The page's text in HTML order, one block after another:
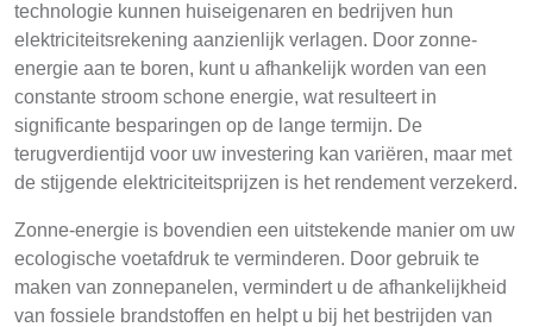
technologie kunnen huiseigenaren en bedrijven hun
elektriciteitsrekening aanzienlijk verlagen. Door zonne-
energie aan te boren, kunt u afhankelijk worden van een
constante stroom schone energie, wat resulteert in
significante besparingen op de lange termijn. De
terugverdientijd voor uw investering kan variëren, maar met
de stijgende elektriciteitsprijzen is het rendement verzekerd.
Zonne-energie is bovendien een uitstekende manier om uw
ecologische voetafdruk te verminderen. Door gebruik te
maken van zonnepanelen, vermindert u de afhankelijkheid
van fossiele brandstoffen en helpt u bij het bestrijden van